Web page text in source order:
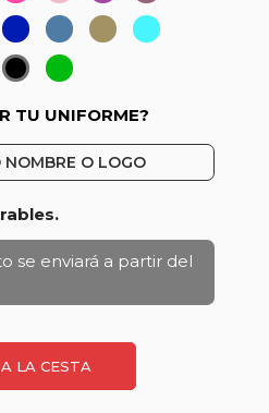
claro
AzulinaAzul
Caqui-Turquesa
NegroVerde
TU UNIFORME?
O LOGO
se enviará a partir del
LA CESTA